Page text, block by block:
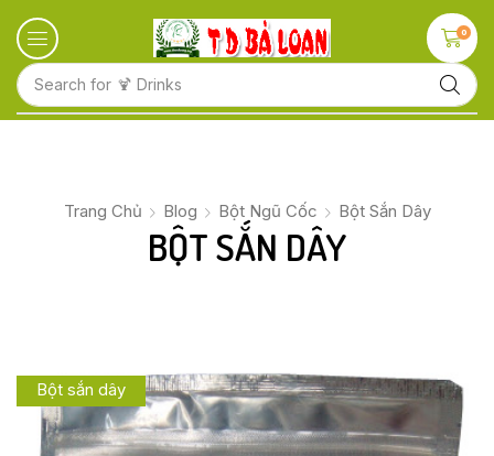
Search for 🍋 Fruits
0
Trang Chủ Blog Bột Ngũ Cốc Bột Sắn Dây
BỘT SẮN DÂY
Bột sắn dây